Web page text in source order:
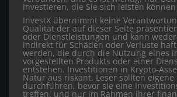
investieren, die Sie sich leisten
InvestX übernimmt keine
Qualität der auf dieser Seite
oder Dienstleistungen und kann
indirekt für Schäden oder Verluste
werden, die durch die Nutzung eines
vorgestellten Produkts oder einer
entstehen. Investitionen in Krypto-
Natur aus riskant. Leser sollten eigene
durchführen, bevor sie eine
treffen, und nur im Rahmen ihrer